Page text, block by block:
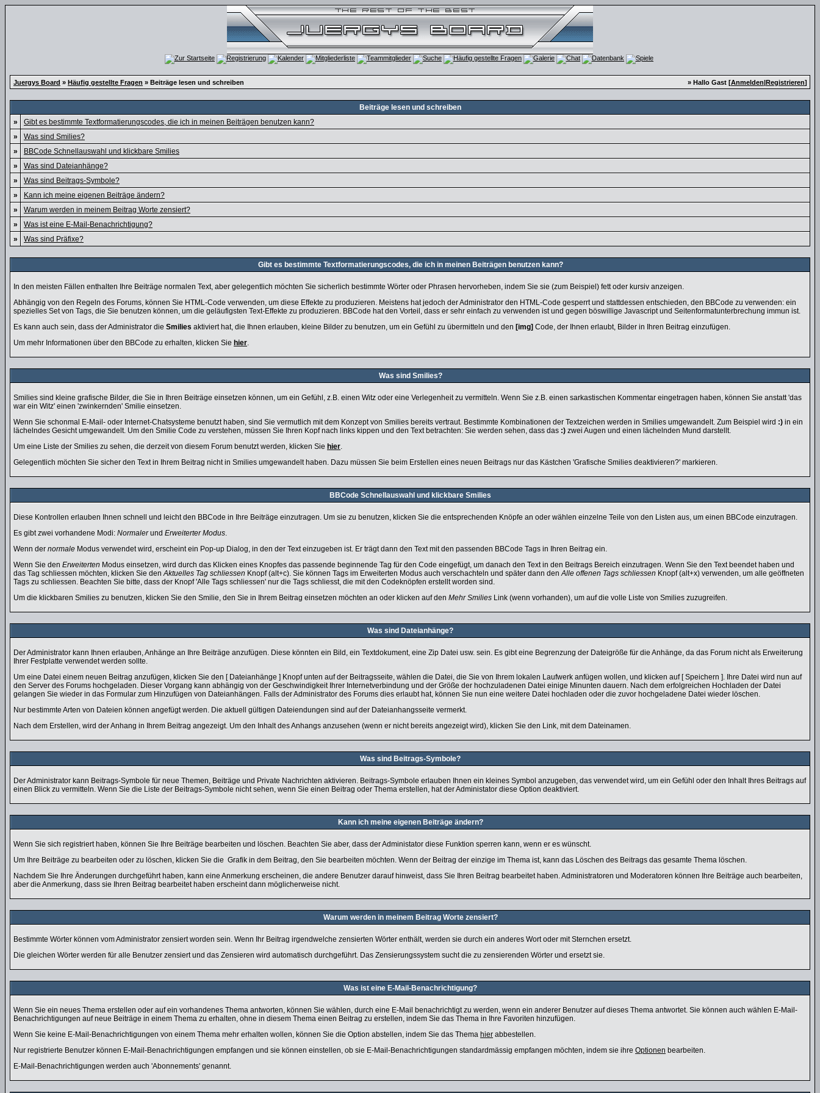
Juergys Board » Häufig gestellte Fragen » Beiträge lesen und schreiben » Hallo Gast [Anmelden|Registrieren]
Beiträge lesen und schreiben
»
Gibt es bestimmte Textformatierungscodes, die ich in meinen Beiträgen benutzen kann?
»
Was sind Smilies?
»
BBCode Schnellauswahl und klickbare Smilies
»
Was sind Dateianhänge?
»
Was sind Beitrags-Symbole?
»
Kann ich meine eigenen Beiträge ändern?
»
Warum werden in meinem Beitrag Worte zensiert?
»
Was ist eine E-Mail-Benachrichtigung?
»
Was sind Präfixe?
Gibt es bestimmte Textformatierungscodes, die ich in meinen Beiträgen benutzen kann?
In den meisten Fällen enthalten Ihre Beiträge normalen Text, aber gelegentlich möchten Sie sicherlich bestimmte Wörter oder Phrasen hervorheben, indem Sie sie (zum Beispiel) fett oder kursiv anzeigen.
Abhängig von den Regeln des Forums, können Sie HTML-Code verwenden, um diese Effekte zu produzieren. Meistens hat jedoch der Administrator den HTML-Code gesperrt und stattdessen entschieden, den BBCode zu verwenden: ein
spezielles Set von Tags, die Sie benutzen können, um die geläufigsten Text-Effekte zu produzieren. BBCode hat den Vorteil, dass er sehr einfach zu verwenden ist und gegen böswillige Javascript und Seitenformatunterbrechung immun ist.
Es kann auch sein, dass der Administrator die Smilies aktiviert hat, die Ihnen erlauben, kleine Bilder zu benutzen, um ein Gefühl zu übermitteln und den [img] Code, der Ihnen erlaubt, Bilder in Ihren Beitrag einzufügen.
Um mehr Informationen über den BBCode zu erhalten, klicken Sie hier.
Was sind Smilies?
Smilies sind kleine grafische Bilder, die Sie in Ihren Beiträge einsetzen können, um ein Gefühl, z.B. einen Witz oder eine Verlegenheit zu vermitteln. Wenn Sie z.B. einen sarkastischen Kommentar eingetragen haben, können Sie anstatt 'das
war ein Witz' einen 'zwinkernden' Smilie einsetzen.
Wenn Sie schonmal E-Mail- oder Internet-Chatsysteme benutzt haben, sind Sie vermutlich mit dem Konzept von Smilies bereits vertraut. Bestimmte Kombinationen der Textzeichen werden in Smilies umgewandelt. Zum Beispiel wird :) in ein
lächelndes Gesicht umgewandelt. Um den Smilie Code zu verstehen, müssen Sie Ihren Kopf nach links kippen und den Text betrachten: Sie werden sehen, dass das :) zwei Augen und einen lächelnden Mund darstellt.
Um eine Liste der Smilies zu sehen, die derzeit von diesem Forum benutzt werden, klicken Sie hier.
Gelegentlich möchten Sie sicher den Text in Ihrem Beitrag nicht in Smilies umgewandelt haben. Dazu müssen Sie beim Erstellen eines neuen Beitrags nur das Kästchen 'Grafische Smilies deaktivieren?' markieren.
BBCode Schnellauswahl und klickbare Smilies
Diese Kontrollen erlauben Ihnen schnell und leicht den BBCode in Ihre Beiträge einzutragen. Um sie zu benutzen, klicken Sie die entsprechenden Knöpfe an oder wählen einzelne Teile von den Listen aus, um einen BBCode einzutragen.
Es gibt zwei vorhandene Modi: Normalerund Erweiterter Modus.
Wenn der normale Modus verwendet wird, erscheint ein Pop-up Dialog, in den der Text einzugeben ist. Er trägt dann den Text mit den passenden BBCode Tags in Ihren Beitrag ein.
Wenn Sie den Erweiterten Modus einsetzen, wird durch das Klicken eines Knopfes das passende beginnende Tag für den Code eingefügt, um danach den Text in den Beitrags Bereich einzutragen. Wenn Sie den Text beendet haben und
das Tag schliessen möchten, klicken Sie denAktuelles Tag schliessen Knopf (alt+c). Sie können Tags im Erweiterten Modus auch verschachteln und später dann denAlle offenen Tags schliessen Knopf (alt+x) verwenden, um alle geöffneten
Tags zu schliessen. Beachten Sie bitte, dass der Knopf 'Alle Tags schliessen' nur die Tags schliesst, die mit den Codeknöpfen erstellt worden sind.
Um die klickbaren Smilies zu benutzen, klicken Sie den Smilie, den Sie in Ihrem Beitrag einsetzen möchten an oder klicken auf den Mehr Smilies Link (wenn vorhanden), um auf die volle Liste von Smilies zuzugreifen.
Was sind Dateianhänge?
Der Administrator kann Ihnen erlauben, Anhänge an Ihre Beiträge anzufügen. Diese könnten ein Bild, ein Textdokument, eine Zip Datei usw. sein. Es gibt eine Begrenzung der Dateigröße für die Anhänge, da das Forum nicht als Erweiterung
Ihrer Festplatte verwendet werden sollte.
Um eine Datei einem neuen Beitrag anzufügen, klicken Sie den [ Dateianhänge ] Knopf unten auf der Beitragsseite, wählen die Datei, die Sie von Ihrem lokalen Laufwerk anfügen wollen, und klicken auf [ Speichern ]. Ihre Datei wird nun auf
den Server des Forums hochgeladen. Dieser Vorgang kann abhängig von der Geschwindigkeit Ihrer Internetverbindung und der Größe der hochzuladenen Datei einige Minunten dauern. Nach dem erfolgreichen Hochladen der Datei
gelangen Sie wieder in das Formular zum Hinzufügen von Dateianhängen. Falls der Administrator des Forums dies erlaubt hat, können Sie nun eine weitere Datei hochladen oder die zuvor hochgeladene Datei wieder löschen.
Nur bestimmte Arten von Dateien können angefügt werden. Die aktuell gültigen Dateiendungen sind auf der Dateianhangsseite vermerkt.
Nach dem Erstellen, wird der Anhang in Ihrem Beitrag angezeigt. Um den Inhalt des Anhangs anzusehen (wenn er nicht bereits angezeigt wird), klicken Sie den Link, mit dem Dateinamen.
Was sind Beitrags-Symbole?
Der Administrator kann Beitrags-Symbole für neue Themen, Beiträge und Private Nachrichten aktivieren. Beitrags-Symbole erlauben Ihnen ein kleines Symbol anzugeben, das verwendet wird, um ein Gefühl oder den Inhalt Ihres Beitrags auf
einen Blick zu vermitteln. Wenn Sie die Liste der Beitrags-Symbole nicht sehen, wenn Sie einen Beitrag oder Thema erstellen, hat der Administator diese Option deaktiviert.
Kann ich meine eigenen Beiträge ändern?
Wenn Sie sich registriert haben, können Sie Ihre Beiträge bearbeiten und löschen. Beachten Sie aber, dass der Administator diese Funktion sperren kann, wenn er es wünscht.
Um Ihre Beiträge zu bearbeiten oder zu löschen, klicken Sie die Grafik in dem Beitrag, den Sie bearbeiten möchten. Wenn der Beitrag der einzige im Thema ist, kann das Löschen des Beitrags das gesamte Thema löschen.
Nachdem Sie Ihre Änderungen durchgeführt haben, kann eine Anmerkung erscheinen, die andere Benutzer darauf hinweist, dass Sie Ihren Beitrag bearbeitet haben. Administratoren und Moderatoren können Ihre Beiträge auch bearbeiten,
aber die Anmerkung, dass sie Ihren Beitrag bearbeitet haben erscheint dann möglicherweise nicht.
Warum werden in meinem Beitrag Worte zensiert?
Bestimmte Wörter können vom Administrator zensiert worden sein. Wenn Ihr Beitrag irgendwelche zensierten Wörter enthält, werden sie durch ein anderes Wort oder mit Sternchen ersetzt.
Die gleichen Wörter werden für alle Benutzer zensiert und das Zensieren wird automatisch durchgeführt. Das Zensierungssystem sucht die zu zensierenden Wörter und ersetzt sie.
Was ist eine E-Mail-Benachrichtigung?
Wenn Sie ein neues Thema erstellen oder auf ein vorhandenes Thema antworten, können Sie wählen, durch eine E-Mail benachrichtigt zu werden, wenn ein anderer Benutzer auf dieses Thema antwortet. Sie können auch wählen E-Mail-
Benachrichtigungen auf neue Beiträge in einem Thema zu erhalten, ohne in diesem Thema einen Beitrag zu erstellen, indem Sie das Thema in Ihre Favoriten hinzufügen.
Wenn Sie keine E-Mail-Benachrichtigungen von einem Thema mehr erhalten wollen, können Sie die Option abstellen, indem Sie das Thema hier abbestellen.
Nur registrierte Benutzer können E-Mail-Benachrichtigungen empfangen und sie können einstellen, ob sie E-Mail-Benachrichtigungen standardmässig empfangen möchten, indem sie ihre Optionen bearbeiten.
E-Mail-Benachrichtigungen werden auch 'Abonnements' genannt.